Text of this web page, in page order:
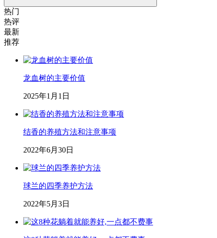
热门
热评
最新
推荐
龙血树的主要价值
2025年1月1日
结香的养殖方法和注意事项
2022年6月30日
球兰的四季养护方法
2022年5月3日